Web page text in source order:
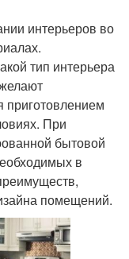
интерьеров во
тип интерьера
приготовлением
При
бытовой
в
помещений.